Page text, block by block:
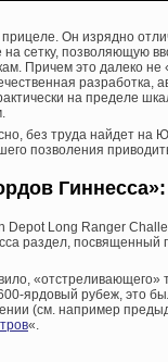
Он изрядно
сетку, позволяющую
Причем это далеко
на пределе
без труда найдет
позволения
Depot Long Ranger
раздел,
ярдовый рубеж, это
(см. например
«.